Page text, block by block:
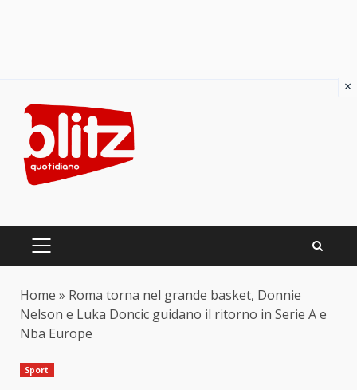
content
PRIMARY
Home » Roma torna nel grande basket, Donnie
Nelson e Luka Doncic guidano il ritorno in Serie A e
Nba Europe
Sport
×